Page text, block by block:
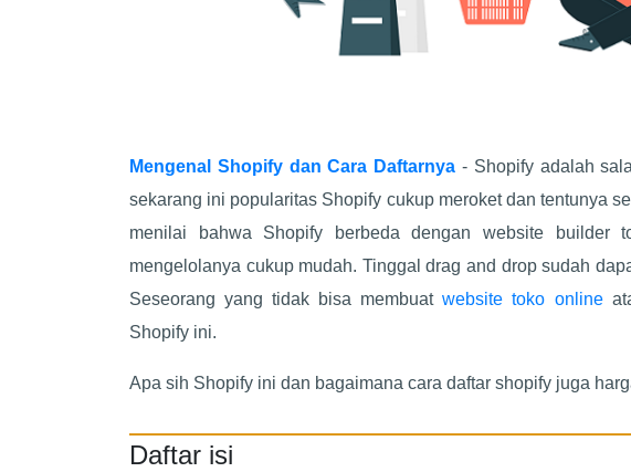
Mengenal Shopify dan Cara Daftarnya - Shopify adalah
sekarang ini popularitas Shopify cukup meroket dan tentunya
menilai bahwa Shopify berbeda dengan website builder
mengelolanya cukup mudah. Tinggal drag and drop sudah
Seseorang yang tidak bisa membuatwebsite toko online
Shopify ini.
Apa sih Shopify ini dan bagaimana cara daftar shopify juga
Daftar isi